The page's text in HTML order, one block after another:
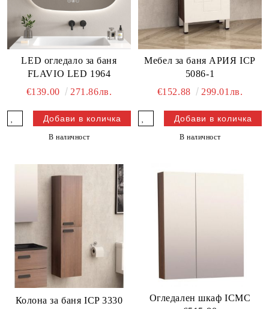
LED огледало за баня
FLAVIO LED 1964
€139.00
271.86лв.
В наличност
Мебел за баня АРИЯ ICP
5086-1
€152.88
299.01лв.
В наличност
Колона за баня ICP 3330
Огледален шкаф ICMC